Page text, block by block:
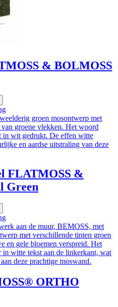
& BOLMOSS
FLATMOSS &
Green
ORTHO